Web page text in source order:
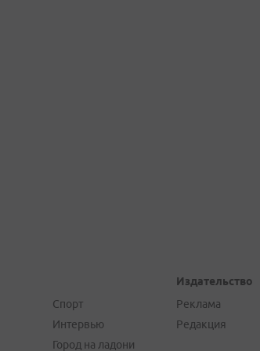
Спорт
Интервью
Город на ладони
Издательство
Реклама
Редакция